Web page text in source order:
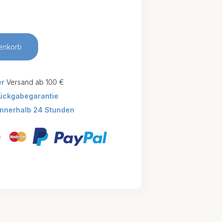
Versand ab 100 €
24 Stunden